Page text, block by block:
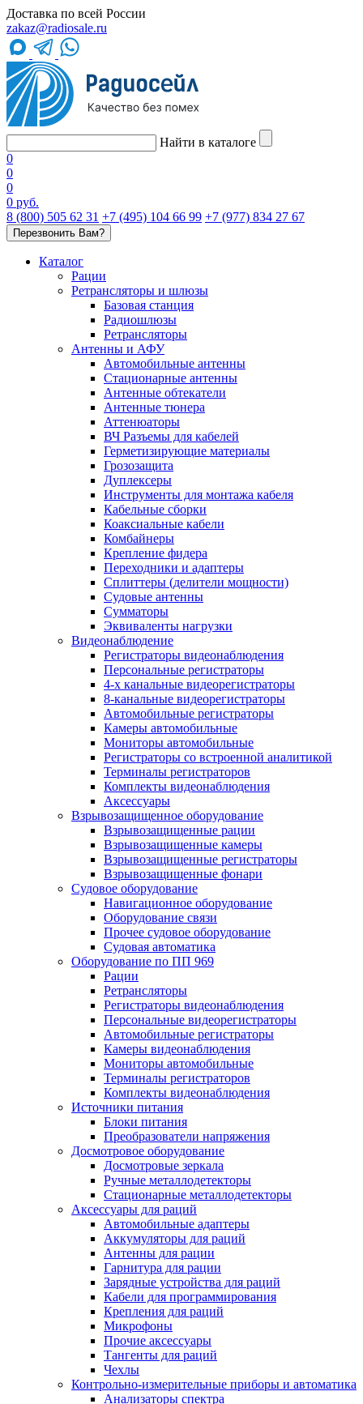
Доставка по всей России
zakaz@radiosale.ru
Найти в каталоге
0
0
0
0 руб.
8 (800) 505 62 31 +7 (495) 104 66 99 +7 (977) 834 27 67
Перезвонить Вам?
Каталог
Рации
Ретрансляторы и шлюзы
Базовая станция
Радиошлюзы
Ретрансляторы
Антенны и АФУ
Автомобильные антенны
Стационарные антенны
Антенные обтекатели
Антенные тюнера
Аттенюаторы
ВЧ Разъемы для кабелей
Герметизирующие материалы
Грозозащита
Дуплексеры
Инструменты для монтажа кабеля
Кабельные сборки
Коаксиальные кабели
Комбайнеры
Крепление фидера
Переходники и адаптеры
Сплиттеры (делители мощности)
Судовые антенны
Сумматоры
Эквиваленты нагрузки
Видеонаблюдение
Регистраторы видеонаблюдения
Персональные регистраторы
4-х канальные видеорегистраторы
8-канальные видеорегистраторы
Автомобильные регистраторы
Камеры автомобильные
Мониторы автомобильные
Регистраторы со встроенной аналитикой
Терминалы регистраторов
Комплекты видеонаблюдения
Аксессуары
Взрывозащищенное оборудование
Взрывозащищенные рации
Взрывозащищенные камеры
Взрывозащищенные регистраторы
Взрывозащищенные фонари
Судовое оборудование
Навигационное оборудование
Оборудование связи
Прочее судовое оборудование
Судовая автоматика
Оборудование по ПП 969
Рации
Ретрансляторы
Регистраторы видеонаблюдения
Персональные видеорегистраторы
Автомобильные регистраторы
Камеры видеонаблюдения
Мониторы автомобильные
Терминалы регистраторов
Комплекты видеонаблюдения
Источники питания
Блоки питания
Преобразователи напряжения
Досмотровое оборудование
Досмотровые зеркала
Ручные металлодетекторы
Стационарные металлодетекторы
Аксессуары для раций
Автомобильные адаптеры
Аккумуляторы для раций
Антенны для рации
Гарнитура для рации
Зарядные устройства для раций
Кабели для программирования
Крепления для раций
Микрофоны
Прочие аксессуары
Тангенты для раций
Чехлы
Контрольно-измерительные приборы и автоматика
Анализаторы спектра